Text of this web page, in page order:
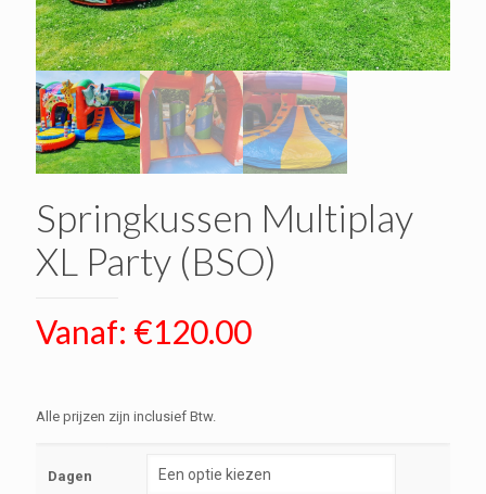
Springkussen Multiplay
XL Party (BSO)
Vanaf: €120.00
Alle prijzen zijn inclusief Btw.
Dagen